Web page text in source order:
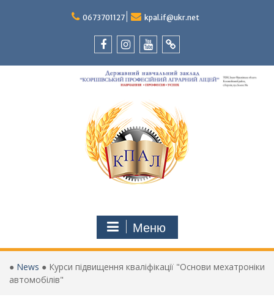
0673701127 kpal.if@ukr.net
Tok
Меню
● News ● Курси підвищення кваліфікації "Основи мехатроніки
автомобілів"